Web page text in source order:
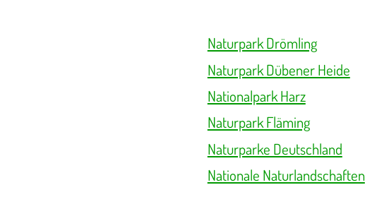
Naturpark Drömling
Naturpark Dübener Heide
Nationalpark Harz
Naturpark Fläming
Naturparke Deutschland
Nationale Naturlandschaften